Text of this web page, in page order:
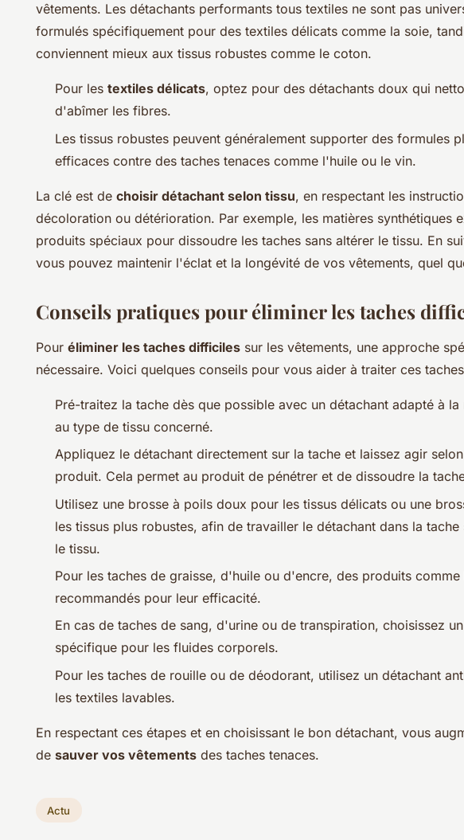
vêtements. Les détachants performants tous textiles ne sont pas
formulés spécifiquement pour des textiles délicats comme la soie,
conviennent mieux aux tissus robustes comme le coton.
Pour les textiles délicats, optez pour des détachants doux qui
d'abîmer les fibres.
Les tissus robustes peuvent généralement supporter des formules
efficaces contre des taches tenaces comme l'huile ou le vin.
La clé est de choisir détachant selon tissu, en respectant les
décoloration ou détérioration. Par exemple, les matières synthétiques
produits spéciaux pour dissoudre les taches sans altérer le tissu. En
vous pouvez maintenir l'éclat et la longévité de vos vêtements, quel
Conseils pratiques pour éliminer les taches
Pour éliminer les taches difficiles sur les vêtements, une approche
nécessaire. Voici quelques conseils pour vous aider à traiter ces
Pré-traitez la tache dès que possible avec un détachant adapté à
au type de tissu concerné.
Appliquez le détachant directement sur la tache et laissez agir
produit. Cela permet au produit de pénétrer et de dissoudre la
Utilisez une brosse à poils doux pour les tissus délicats ou une
les tissus plus robustes, afin de travailler le détachant dans la tache
le tissu.
Pour les taches de graisse, d'huile ou d'encre, des produits comme
recommandés pour leur efficacité.
En cas de taches de sang, d'urine ou de transpiration, choisissez
spécifique pour les fluides corporels.
Pour les taches de rouille ou de déodorant, utilisez un détachant
les textiles lavables.
En respectant ces étapes et en choisissant le bon détachant, vous
de sauver vos vêtements des taches tenaces.
Actu